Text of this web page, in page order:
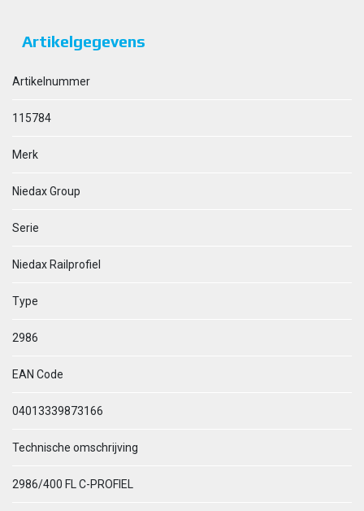
Artikelgegevens
Artikelnummer
115784
Merk
Niedax Group
Serie
Niedax Railprofiel
Type
2986
EAN Code
04013339873166
Technische omschrijving
2986/400 FL C-PROFIEL